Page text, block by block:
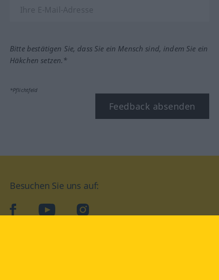
Bitte bestätigen Sie, dass Sie ein Mensch sind, indem Sie ein
Häkchen setzen.*
*Pflichtfeld
Feedback absenden
Besuchen Sie uns auf:
facebookYouTube Instagram